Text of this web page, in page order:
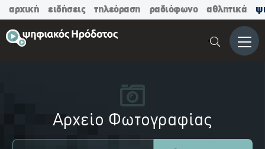
αρχική ειδήσεις τηλεόραση ραδιόφωνο αθλητικά
Μενού
Αρχείο Φωτογραφίας